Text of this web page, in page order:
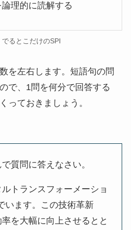
理的に読解する
でるとこだけのSPI
を左右します。短語句の問
で、1問を何分で回答する
っておきましょう。
質問に答えなさい。
ルトランスフォーメーショ
います。この技術革新
を大幅に向上させるとと